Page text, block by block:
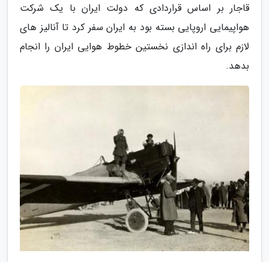
قاجار بر اساس قراردادی که دولت ایران با یک شرکت
هواپیمایی اروپایی بسته بود به ایران سفر کرد تا آنالیز های
لازم برای راه اندازی نخستین خطوط هوایی ایران را انجام
بدهد.